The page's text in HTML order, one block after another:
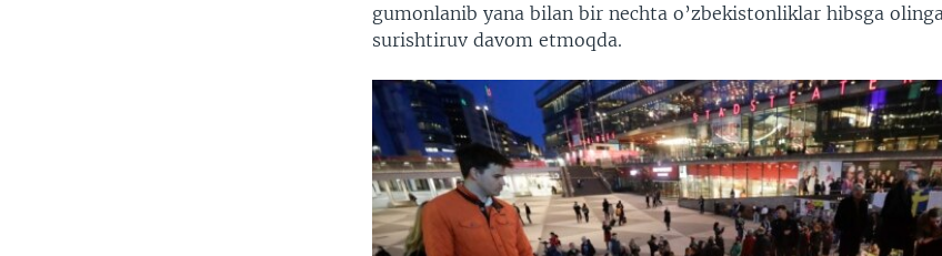
gumonlanib yana bilan bir nechta o’zbekistonliklar hibsga
surishtiruv davom etmoqda.